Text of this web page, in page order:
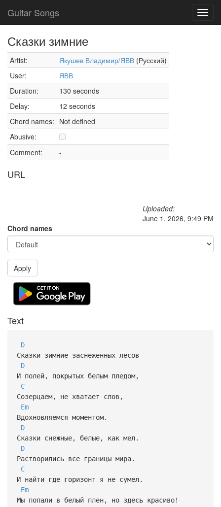
Guitar Songs
Сказки зимние
Artist: Якушев Владимир/ЯВВ (Русский)
User:
ЯВВ
Duration:
130 seconds
Delay:
12 seconds
Chord names: Not defined
Abusive:
Comment:
-
URL
Uploaded:
June 1, 2026, 9:49 PM
Chord names
Apply
Text
D
Сказки зимние заснеженных лесов
D
И полей, покрытых белым пледом,
C
Созерцаем, не хватает слов,
Em
Вдохновляемся моментом.
D
Сказки снежные, белые, как мел.
D
Растворились все границы мира.
C
И найти где горизонт я не сумел.
Em
Мы попали в белый плен, но здесь красиво!